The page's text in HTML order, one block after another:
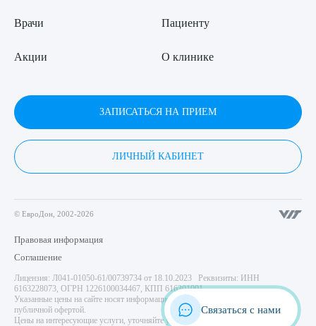
Врачи
Акции
Пациенту
О клинике
ЗАПИСАТЬСЯ НА ПРИЕМ
ЛИЧНЫЙ КАБИНЕТ
© ЕвроДон, 2002-2026
Правовая информация
Соглашение
Лицензия: Л041-01050-61/00739734 от 18.10.2023 Реквизиты: ИНН
6163228073, ОГРН 1226100034467, КПП 616301001
Указанные цены на сайте носят информационный характер и не являются
публичной офертой.
Цены на интересующие услуги, уточняйте у администратора центра. Имеются
Связаться с нами